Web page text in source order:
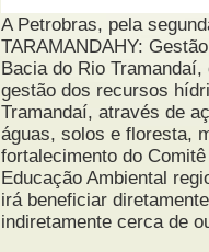
A Petrobras, pela
TARAMANDAHY:
Bacia do Rio
gestão dos recursos
Tramandaí, através de
águas, solos e floresta,
fortalecimento do
Educação Ambiental
irá beneficiar
indiretamente cerca de